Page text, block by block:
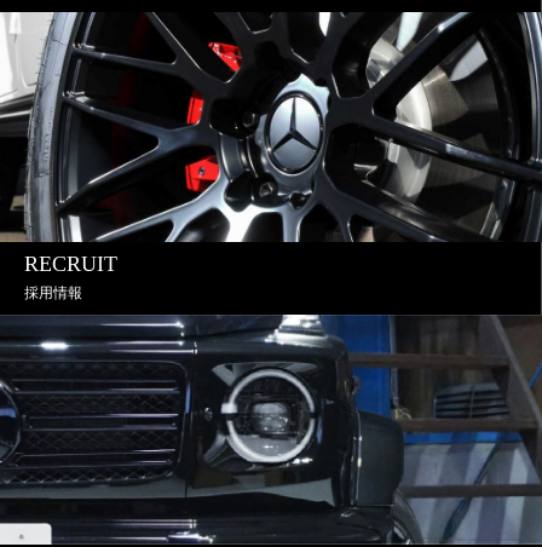
RECRUIT
採用情報